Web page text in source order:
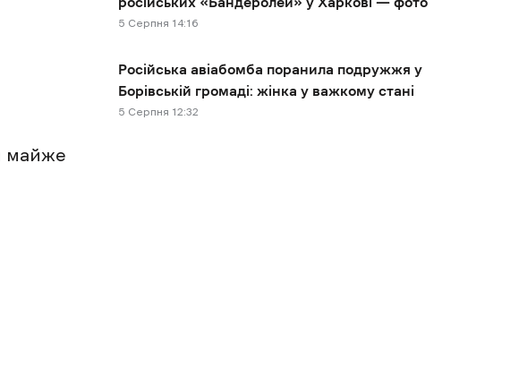
майже
5 Cерпня 14:16
Російська авіабомба поранила подружжя у
Борівській громаді: жінка у важкому стані
5 Cерпня 12:32